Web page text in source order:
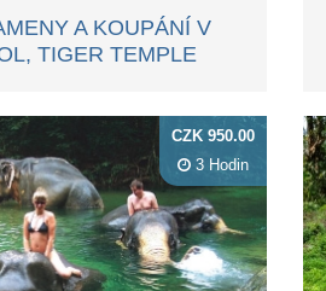
A KOUPÁNÍ V
TIGER TEMPLE
CZK 950.00
3 Hodin